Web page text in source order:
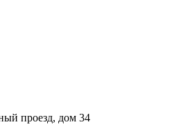
проезд, дом 34